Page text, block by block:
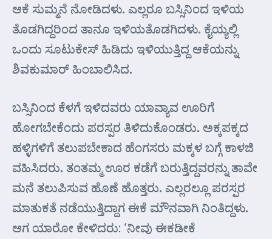
ಆಕೆ ಸುಮ್ಮನೆ ನೋಡಿದಳು. ಎಲ್ಲರೂ ಬಸ್ಸಿನಿಂದ ಇಳಿಯ
ತೊಡಗಿದ್ದರಿಂದ ತಾನೂ ಇಳಿಯತೊಡಗಿದಳು. ಕೈಯ್ಯಲ್ಲಿ
ಒಂದು ಸೂಟುಕೇಸ್ ಹಿಡಿದು ಇಳಿಯುತ್ತಿದ್ದ ಆಕೆಯನ್ನು
ಶಿವಕುಮಾರ್ ಹಿಂಬಾಲಿಸಿದ.
ಬಸ್ಸಿನಿಂದ ಕೆಳಗೆ ಇಳಿದವರು ಯಾವ್ಯಾವ ಊರಿಗೆ
ಹೋಗಬೇಕೆಂದು ಪರಸ್ಪರ ತಿಳಿದುಕೊಂಡರು. ಅಕ್ಕಪಕ್ಕದ
ಹಳ್ಳಿಗಳಿಗೆ ತಲುಪಬೇಕಾದ ಹೆಂಗಸರು ಮಕ್ಕಳ ಬಗ್ಗೆ ಕಾಳಜಿ
ವಹಿಸಿದರು. ತಂತಮ್ಮ ಊರ ಕಡೆಗೆ ಬರುತ್ತಿದ್ದವರನ್ನು ತಾವೇ
ಮನೆ ತಲುಪಿಸುವ ಹೊಣೆ ಹೊತ್ತರು. ಎಲ್ಲರಲ್ಲೂ ಪರಸ್ಪರ
ಮಾತುಕತೆ ನಡೆಯುತ್ತಿದ್ದಾಗ ಈಕೆ ಮೌನವಾಗಿ ನಿಂತಿದ್ದಳು.
ಆಗ ಯಾರೋ ಕೇಳಿದರು: ‘ನೀವು ಈಕಡೀಕೆ